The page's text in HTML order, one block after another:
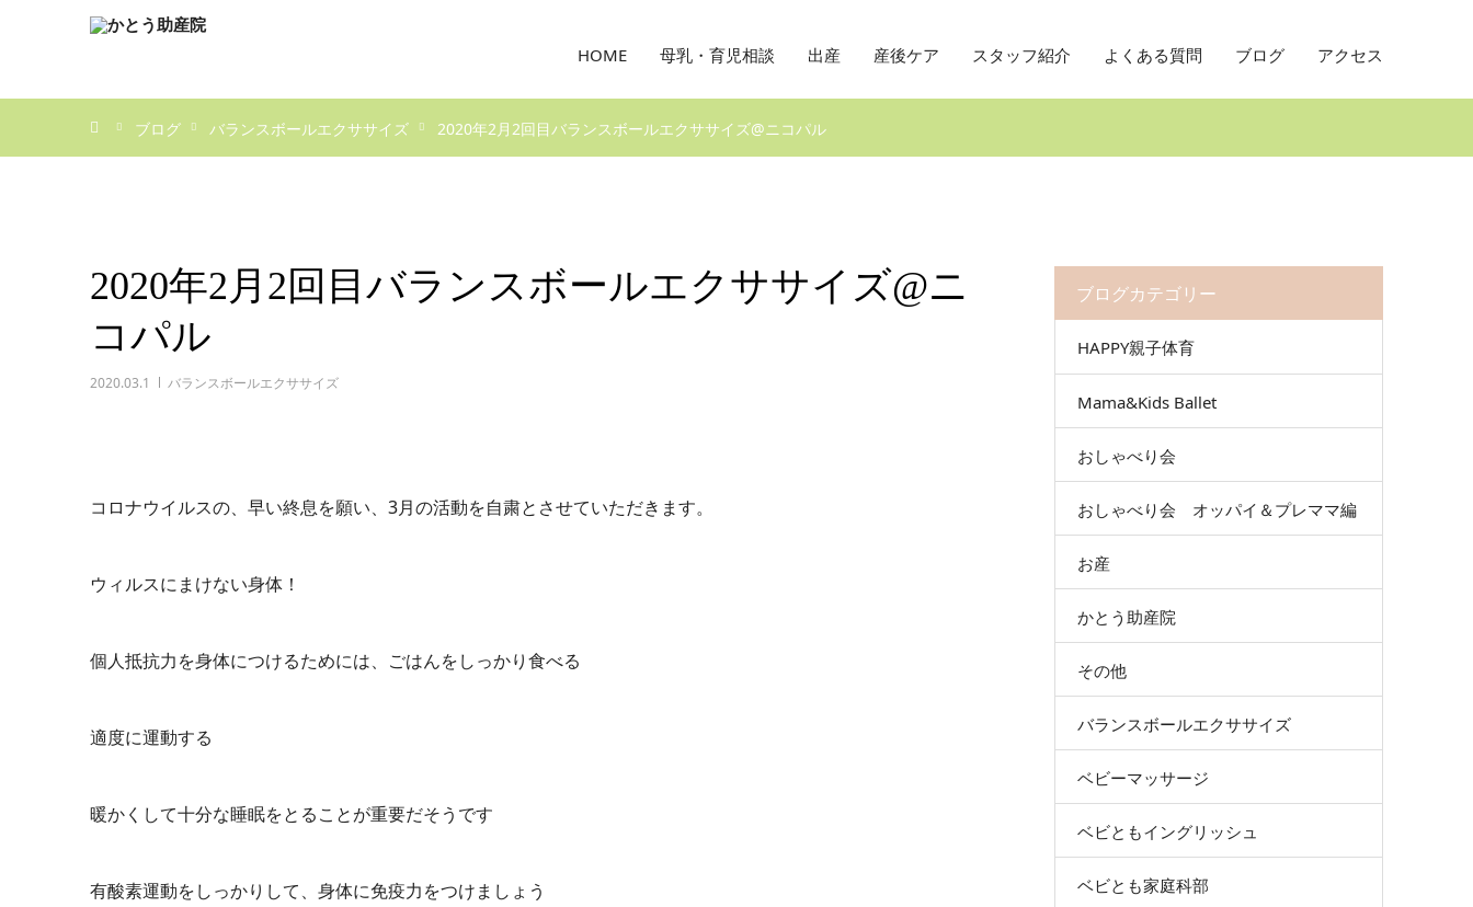
HOME 母乳・育児相談 出産 産後ケア スタッフ紹介 よくある質問 ブログ アクセス
ブログ バランスボールエクササイズ 2020年2月2回目バランスボールエクササイズ@ニコパル
2020年2月2回目バランスボールエクササイズ@ニ
コパル
2020.03.1 バランスボールエクササイズ
コロナウイルスの、早い終息を願い、3月の活動を自粛とさせていただきます。
ウィルスにまけない身体！
個人抵抗力を身体につけるためには、ごはんをしっかり食べる
適度に運動する
暖かくして十分な睡眠をとることが重要だそうです
有酸素運動をしっかりして、身体に免疫力をつけましょう
ブログカテゴリー
HAPPY親子体育
Mama&Kids Ballet
おしゃべり会
おしゃべり会 オッパイ＆プレママ編
お産
かとう助産院
その他
バランスボールエクササイズ
ベビーマッサージ
ベビともイングリッシュ
ベビとも家庭科部